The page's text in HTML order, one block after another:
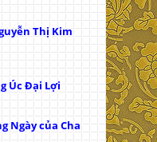
Thị Kim
Úc Đại Lợi
Ngày của Cha